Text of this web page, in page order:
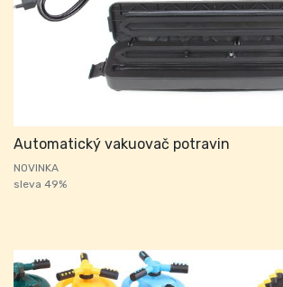
Automatický vakuovač potravin
NOVINKA
sleva 49%